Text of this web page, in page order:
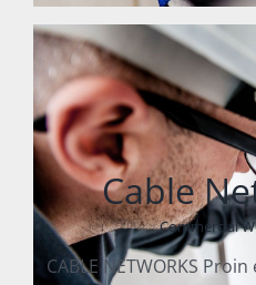
Cable
Commercial
CABLE NETWORKS